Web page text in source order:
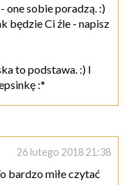
one sobie poradzą. :)
będzie Ci źle - napisz
to podstawa. :) I
:*
26 lutego 2018 21:38
bardzo miłe czytać